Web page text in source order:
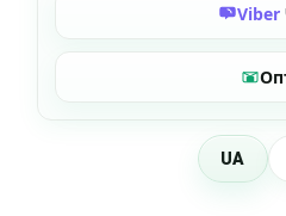
Viber
UA